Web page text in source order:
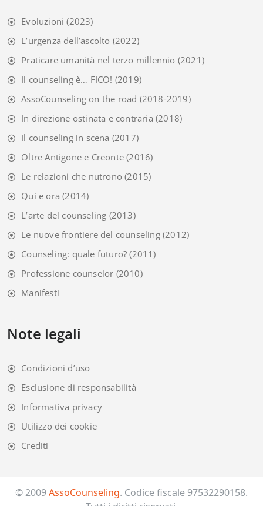
Evoluzioni (2023)
L’urgenza dell’ascolto (2022)
Praticare umanità nel terzo millennio (2021)
Il counseling è… FICO! (2019)
AssoCounseling on the road (2018-2019)
In direzione ostinata e contraria (2018)
Il counseling in scena (2017)
Oltre Antigone e Creonte (2016)
Le relazioni che nutrono (2015)
Qui e ora (2014)
L’arte del counseling (2013)
Le nuove frontiere del counseling(2012)
Counseling: quale futuro? (2011)
Professione counselor (2010)
Manifesti
Note legali
Condizioni d’uso
Esclusione di responsabilità
Informativa privacy
Utilizzo dei cookie
Crediti
© 2009AssoCounseling. Codice fiscale 97532290158.